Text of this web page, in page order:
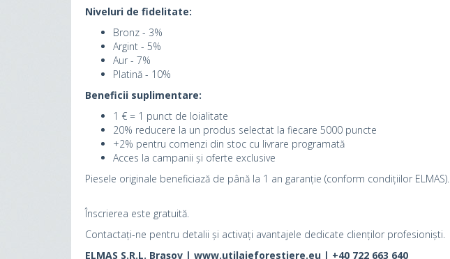
Niveluri de fidelitate:
Bronz - 3%
Argint - 5%
Aur - 7%
Platină - 10%
Beneficii suplimentare:
1 € = 1 punct de loialitate
20% reducere la un produs selectat la fiecare 5000 puncte
+2% pentru comenzi din stoc cu livrare programată
Acces la campanii și oferte exclusive
Piesele originale beneficiază de până la 1 an garanție (conform condițiilor ELMAS).
Înscrierea este gratuită.
Contactați-ne pentru detalii și activați avantajele dedicate clienților profesioniști.
ELMAS S.R.L. Brașov | www.utilajeforestiere.eu | +40 722 663 640